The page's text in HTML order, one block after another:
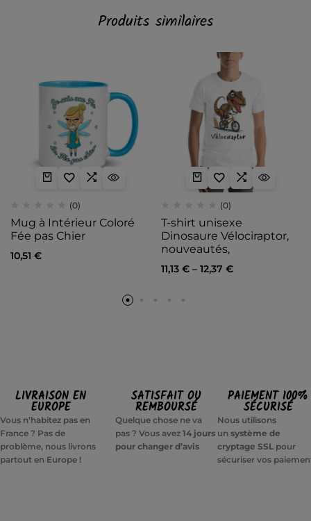
Produits similaires
(0)
Mug à Intérieur Coloré
Fée pas Chier
10,51 €
(0)
T-shirt unisexe
Dinosaure Vélociraptor,
nouveautés,
11,13 €– 12,37 €
LIVRAISON EN
EUROPE
Vous n’habitez pas en
France ? Pas de
problème, nous livrons
partout en Europe !
SATISFAIT OU
REMBOURSÉ
Quelque chose ne va
pas ? Vous avez14 jours
pour changer d’avis
PAIEMENT 100%
SÉCURISÉ
Nous utilisons
un système de
cryptage SSLpour
sécuriser vos